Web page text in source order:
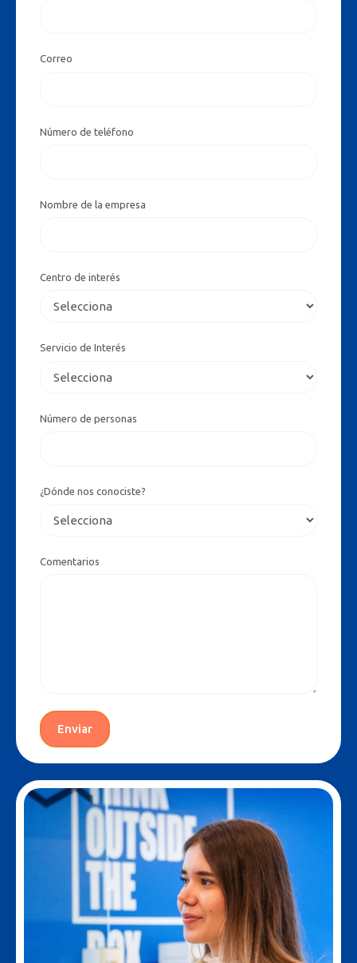
Correo
Número de teléfono
Nombre de la empresa
Centro de interés
Servicio de Interés
Número de personas
¿Dónde nos conociste?
Comentarios